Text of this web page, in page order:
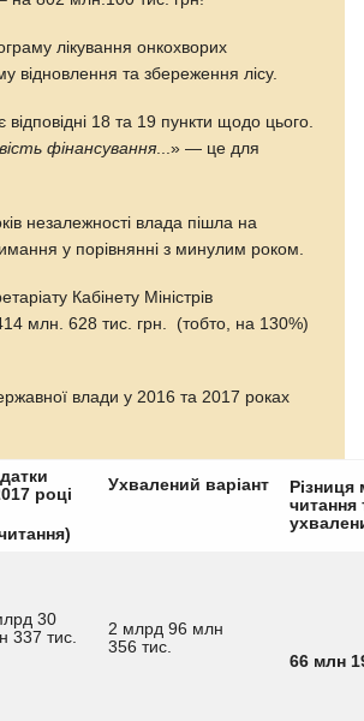
лікування онкохворих
відновлення та збереження лісу.
18 та 19 пункти щодо цього.
фінансування ...» — це для
незалежності влада пішла на
у порівнянні з минулим роком.
Кабінету Міністрів
млн. 628 тис. грн. (тобто, на 130%)
влади у 2016 та 2017 роках
році
Ухвалений варіант
Різниця
читання
30
337 тис.
2 млрд 96 млн
356 тис.
66 млн